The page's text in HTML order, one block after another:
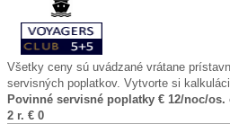
Všetky ceny sú uvádzané vrátane
servisných poplatkov. Vytvorte si
Povinné servisné poplatky € 12/noc/os.
2 r. € 0